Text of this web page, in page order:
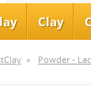
Clay
» Powder -